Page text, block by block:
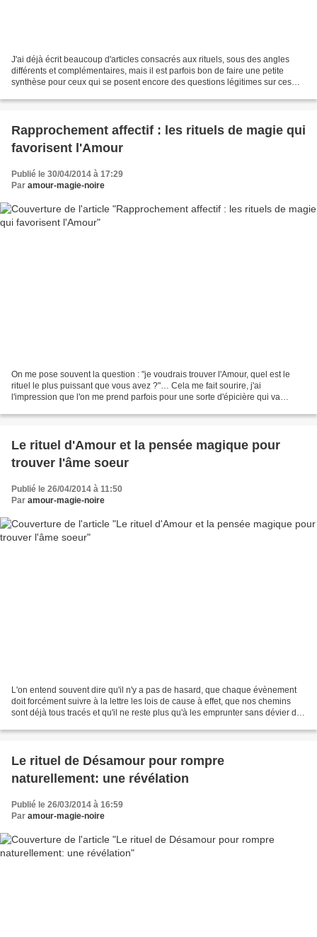
J'ai déjà écrit beaucoup d'articles consacrés aux rituels, sous des angles
différents et complémentaires, mais il est parfois bon de faire une petite
synthèse pour ceux qui se posent encore des questions légitimes sur ces
Rapprochement affectif : les rituels de magie qui
favorisent l'Amour
Publié le 30/04/2014 à 17:29
Par amour-magie-noire
On me pose souvent la question : "je voudrais trouver l'Amour, quel est le
rituel le plus puissant que vous avez ?"… Cela me fait sourire, j'ai
l'impression que l'on me prend parfois pour une sorte d'épicière qui va
Le rituel d'Amour et la pensée magique pour
trouver l'âme soeur
Publié le 26/04/2014 à 11:50
Par amour-magie-noire
L'on entend souvent dire qu'il n'y a pas de hasard, que chaque évènement
doit forcément suivre à la lettre les lois de cause à effet, que nos chemins
sont déjà tous tracés et qu'il ne reste plus qu'à les emprunter sans dévier de
Le rituel de Désamour pour rompre
naturellement: une révélation
Publié le 26/03/2014 à 16:59
Par amour-magie-noire